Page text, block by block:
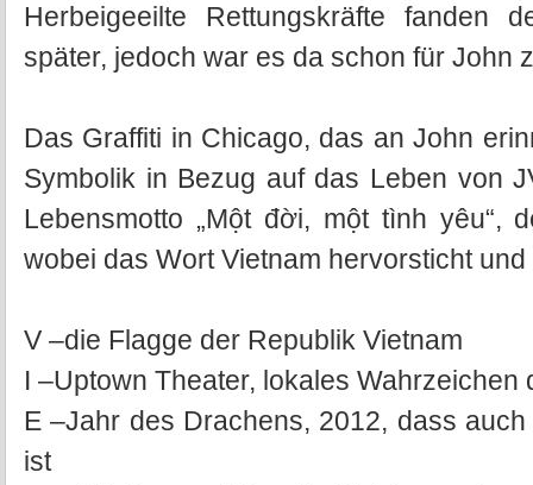
Herbeigeeilte Rettungskräfte fanden
später, jedoch war es da schon für John
Das Graffiti in Chicago, das an John
Symbolik in Bezug auf das Leben von
Lebensmotto „Một đời, một tình yêu“,
wobei das Wort Vietnam hervorsticht
V –die Flagge der Republik Vietnam
I –Uptown Theater, lokales Wahrzeichen
E –Jahr des Drachens, 2012, dass
ist